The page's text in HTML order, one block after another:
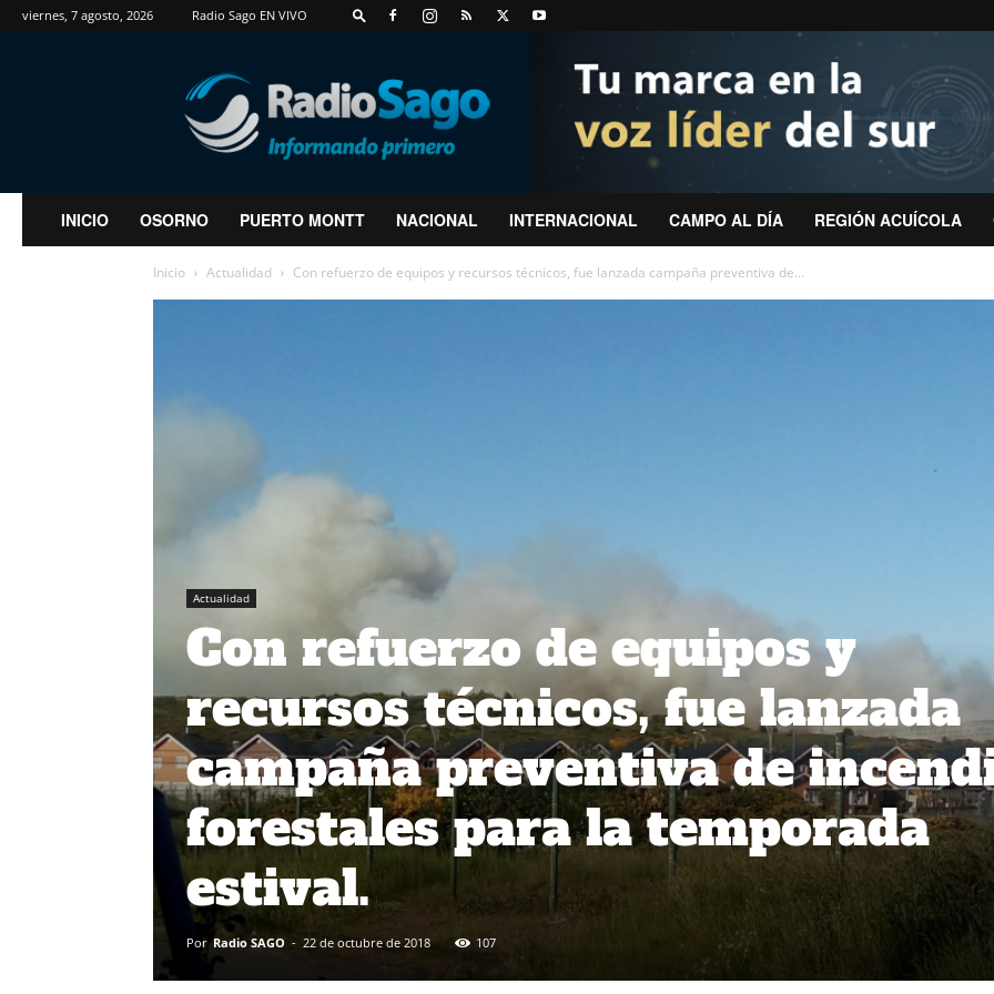
viernes, 7 agosto, 2026 Radio Sago EN VIVO
RadioSago
INICIO OSORNO PUERTO MONTT NACIONAL INTERNACIONAL CAMPO AL DÍA REGIÓN ACUÍCOLA
Inicio Actualidad Con refuerzo de equipos y recursos técnicos, fue lanzada campaña preventiva de...
Actualidad
Con refuerzo de equipos y
recursos técnicos, fue lanzada
campaña preventiva de
forestales para la temporada
estival.
Por Radio SAGO - 22 de octubre de 2018 107